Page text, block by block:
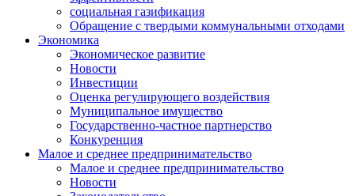
социальная газификация
Обращение с твердыми коммунальными отходами
Экономика
Экономическое развитие
Новости
Инвестиции
Оценка регулирующего воздействия
Муниципальное имущество
Государственно-частное партнерство
Конкуренция
Малое и среднее предпринимательство
Малое и среднее предпринимательство
Новости